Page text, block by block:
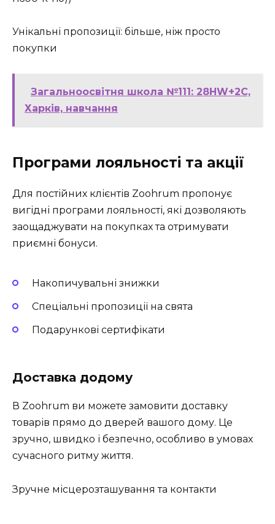
Унікальні пропозиції: більше, ніж просто
покупки
Загальноосвітня школа №111: 28HW+2C,
Харків, навчання
Програми лояльності та акції
Для постійних клієнтів Zoohrum пропонує
вигідні програми лояльності, які дозволяють
заощаджувати на покупках та отримувати
приємні бонуси.
Накопичувальні знижки
Спеціальні пропозиції на свята
Подарункові сертифікати
Доставка додому
В Zoohrum ви можете замовити доставку
товарів прямо до дверей вашого дому. Це
зручно, швидко і безпечно, особливо в умовах
сучасного ритму життя.
Зручне місцерозташування та контакти